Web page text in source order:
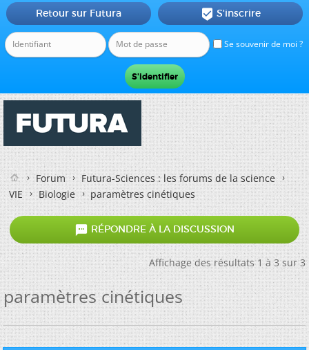
Se souvenir de moi ?
Retour sur Futura  S'inscrire
Forum
Futura-Sciences : les forums de la science
VIE
Biologie paramètres cinétiques
 RÉPONDRE À LA DISCUSSION
Affichage des résultats 1 à 3 sur 3
paramètres cinétiques